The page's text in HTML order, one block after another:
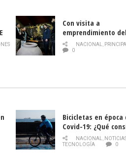
Con visita a
emprendimiento
y llamado al
historia campesina
NACIONAL,
0
Bicicletas en época
Covid-19: ¿Qué
momento de
NACIONAL,
TECNOLOGÍA
0